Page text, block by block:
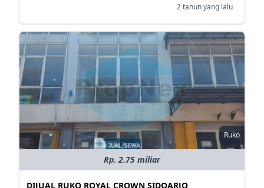
2 tahun yang lalu
Ruko
Rp. 2.75 miliar
DIJUAL RUKO ROYAL CROWN SIDOARJO